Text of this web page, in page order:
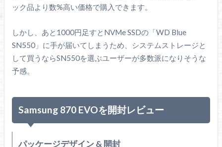
ック品より数%高い価格で購入できます。
しかし、あと1000円足すとNVMe SSDの「WD Blue
SN550」に手が届いてしまうため、システムストレージと
して買うならSN550を選ぶユーザーが多数派になりそうな
予感。
Samsung 870 EVOを開封レビュー
パッケージデザイン & 開封